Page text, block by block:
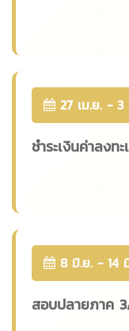
27 เม.ย. - 3
ชำระเงินค่าลงท
8 มิ.ย. - 14
สอบปลายภาค